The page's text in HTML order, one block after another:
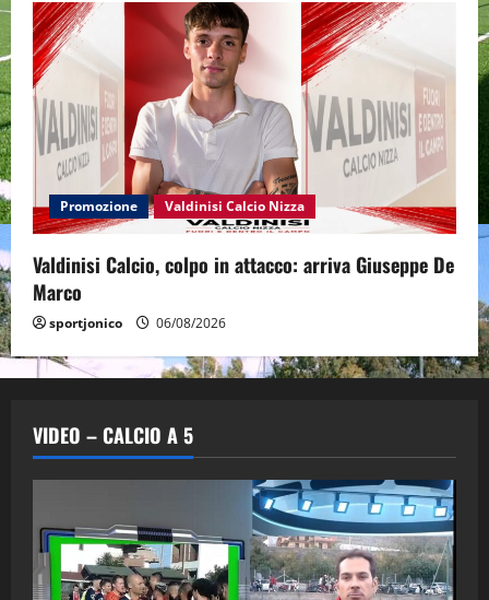
Promozione Valdinisi Calcio Nizza
Valdinisi Calcio, colpo in attacco: arriva Giuseppe De
Marco
sportjonico 06/08/2026
VIDEO – CALCIO A 5